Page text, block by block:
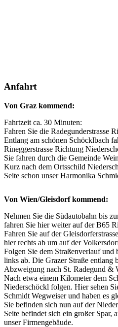
Anfahrt
Von Graz kommend:
Fahrtzeit ca. 30 Minuten:
Fahren Sie die Radegunderstrasse
Entlang am schönen Schöcklbach
Rineggerstrasse Richtung
Sie fahren durch die Gemeinde
Kurz nach dem Ortsschild
Seite schon unser Harmonika
Von Wien/Gleisdorf kommend:
Nehmen Sie die Südautobahn bis
fahren Sie hier weiter auf der B65
Fahren Sie auf der
hier rechts ab um auf der
Folgen Sie dem Straßenverlauf und
links ab. Die Grazer Straße entlang
Abzweigung nach St. Radegund &
Nach etwa einem Kilometer dem
Niederschöckl folgen. Hier sehen
Schmidt Wegweiser und haben es
Sie befinden sich nun auf der
Seite befindet sich ein großer Spar,
unser Firmengebäude.